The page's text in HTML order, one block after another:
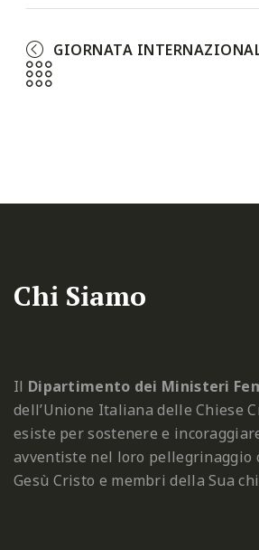
GIORNATA
Chi Siamo
Il Dipartimento dei Ministeri
dell’Unione Italiana delle Chiese
esiste per sostenere e
avventiste nel loro pellegrinaggio
Gesù Cristo e membri della Sua